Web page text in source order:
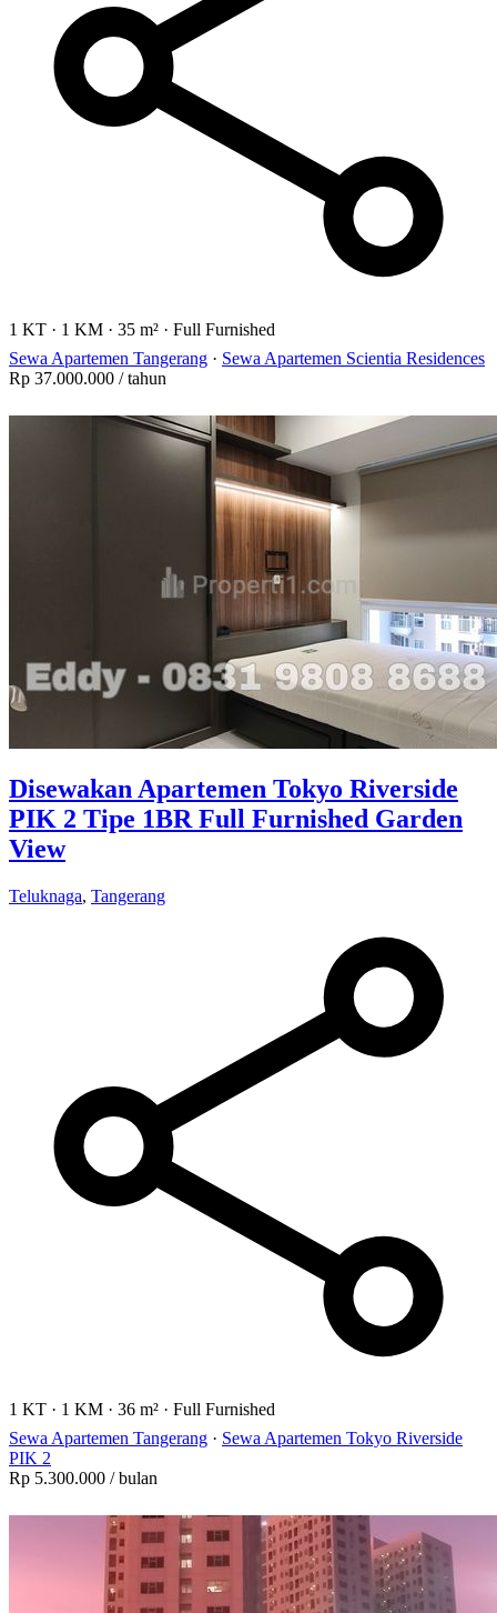
1 KT · 1 KM · 35 m² · Full Furnished
Sewa Apartemen Tangerang · Sewa Apartemen Scientia Residences
Rp 37.000.000 / tahun
Disewakan Apartemen Tokyo Riverside
PIK 2 Tipe 1BR Full Furnished Garden
View
Teluknaga, Tangerang
1 KT · 1 KM · 36 m² · Full Furnished
Sewa Apartemen Tangerang · Sewa Apartemen Tokyo Riverside
PIK 2
Rp 5.300.000 / bulan